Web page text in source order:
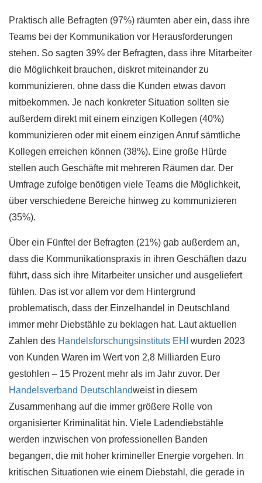
Praktisch alle Befragten (97%) räumten aber ein, dass ihre
Teams bei der Kommunikation vor Herausforderungen
stehen. So sagten 39% der Befragten, dass ihre Mitarbeiter
die Möglichkeit brauchen, diskret miteinander zu
kommunizieren, ohne dass die Kunden etwas davon
mitbekommen. Je nach konkreter Situation sollten sie
außerdem direkt mit einem einzigen Kollegen (40%)
kommunizieren oder mit einem einzigen Anruf sämtliche
Kollegen erreichen können (38%). Eine große Hürde
stellen auch Geschäfte mit mehreren Räumen dar. Der
Umfrage zufolge benötigen viele Teams die Möglichkeit,
über verschiedene Bereiche hinweg zu kommunizieren
(35%).
Über ein Fünftel der Befragten (21%) gab außerdem an,
dass die Kommunikationspraxis in ihren Geschäften dazu
führt, dass sich ihre Mitarbeiter unsicher und ausgeliefert
fühlen. Das ist vor allem vor dem Hintergrund
problematisch, dass der Einzelhandel in Deutschland
immer mehr Diebstähle zu beklagen hat. Laut aktuellen
Zahlen des Handelsforschungsinstituts EHI
wurden 2023
von Kunden Waren im Wert von 2,8 Milliarden Euro
gestohlen – 15 Prozent mehr als im Jahr zuvor. Der
Handelsverband Deutschlandweist in diesem
Zusammenhang auf die immer größere Rolle von
organisierter Kriminalität hin. Viele Ladendiebstähle
werden inzwischen von professionellen Banden
begangen, die mit hoher krimineller Energie vorgehen. In
kritischen Situationen wie einem Diebstahl, die gerade in